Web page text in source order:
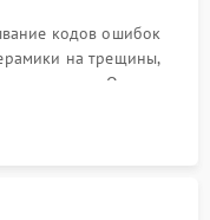
кодов ошибок
на трещины,
нагрева. Опрос
не видит посуду,